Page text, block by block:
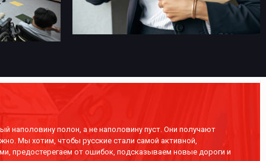
наполовину полон, а не наполовину пуст. Они получают
Мы хотим, чтобы русские стали самой активной,
предостерегаем от ошибок, подсказываем новые дороги и